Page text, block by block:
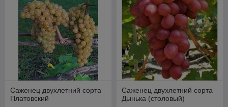
Саженец двухлетний сорта
Платовский
Саженец двухлетний сорта
Дынька (столовый)